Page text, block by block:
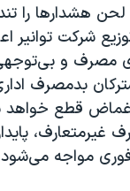
لحن هشدارها را
شرکت توانیر
مصرف و
بدمصرف
قطع خواهد
غیرمتعارف،
فوری مواجه